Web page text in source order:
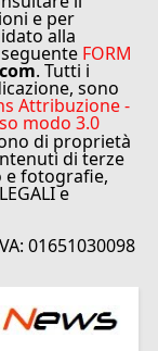
e per
alla
FORM
. Tutti i
sono
Attribuzione -
modo 3.0
di proprietà
di terze
e fotografie,
e
01651030098